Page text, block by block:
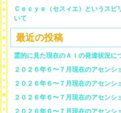
Ｃｅｃｙｅ（セスィエ）というスピ
いて
最近の投稿
霊的に見た現在のＡＩの発達状況
２０２６年６〜７月現在のアセン
２０２６年６〜７月現在のアセン
２０２６年６〜７月現在のアセン
２０２６年６〜７月現在のアセン